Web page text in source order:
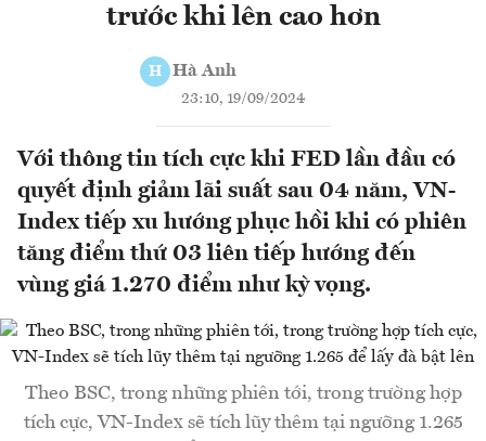
trước khi lên cao hơn
H Hà Anh
23:10, 19/09/2024
Với thông tin tích cực khi FED lần đầu có
quyết định giảm lãi suất sau 04 năm, VN-
Index tiếp xu hướng phục hồi khi có phiên
tăng điểm thứ 03 liên tiếp hướng đến
vùng giá 1.270 điểm như kỳ vọng.
Theo BSC, trong những phiên tới, trong trường hợp
tích cực, VN-Index sẽ tích lũy thêm tại ngưỡng 1.265